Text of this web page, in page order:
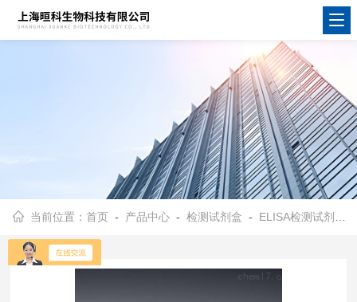
当前位置：首页 - 产品中心 -检测试剂盒 - ELISA检测试剂盒